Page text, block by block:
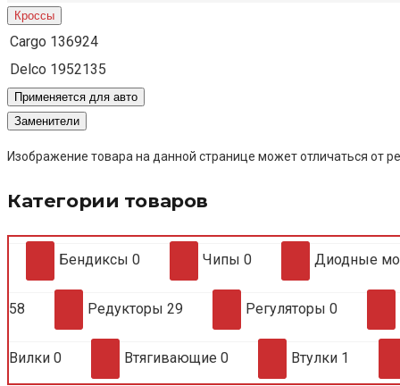
Кроссы
Cargo 136924
Delco 1952135
Применяется для авто
Заменители
Изображение товара на данной странице может отличаться от
Категории товаров
Бендиксы 0 Чипы 0 Диодные
58 Редукторы 29 Регуляторы 0
Вилки 0 Втягивающие 0 Втулки 1